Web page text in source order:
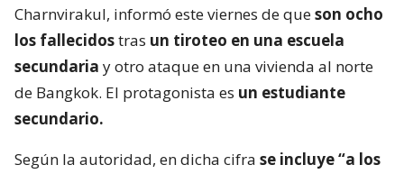
Charnvirakul, informó este viernes de queson ocho
los fallecidostras un tiroteo en una escuela
secundaria y otro ataque en una vivienda al norte
de Bangkok. El protagonista es un estudiante
secundario.
Según la autoridad, en dicha cifra se incluye “a los